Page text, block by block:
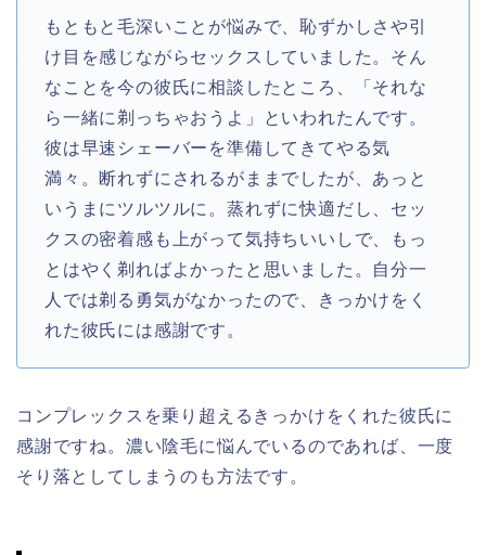
もともと毛深いことが悩みで、恥ずかしさや引
け目を感じながらセックスしていました。そん
なことを今の彼氏に相談したところ、「それな
ら一緒に剃っちゃおうよ」といわれたんです。
彼は早速シェーバーを準備してきてやる気
満々。断れずにされるがままでしたが、あっと
いうまにツルツルに。蒸れずに快適だし、セッ
クスの密着感も上がって気持ちいいしで、もっ
とはやく剃ればよかったと思いました。自分一
人では剃る勇気がなかったので、きっかけをく
れた彼氏には感謝です。
コンプレックスを乗り超えるきっかけをくれた彼氏に
感謝ですね。濃い陰毛に悩んでいるのであれば、一度
そり落としてしまうのも方法です。